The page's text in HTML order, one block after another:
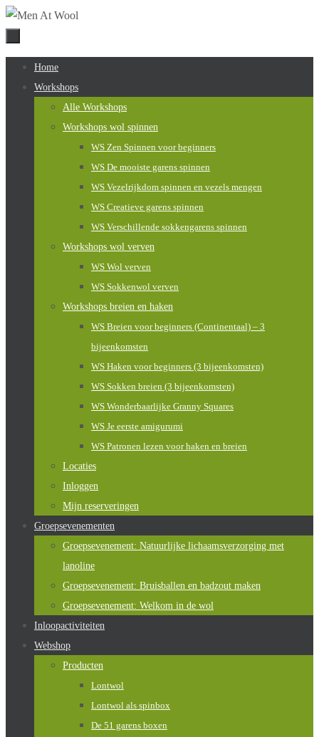
Naar
inhoud
springen
Naar
Home
Workshops
Alle Workshops
Workshops wol spinnen
WS Zen Spinnen voor beginners
WS De mooiste garens spinnen
WS Vezelrijkdom spinnen en vezels mengen
WS Creatieve garens spinnen
WS Verschillende sokkengarens spinnen
Workshops wol verven
WS Wol verven
WS Sokkenwol verven
Workshops breien en haken
WS Breien voor beginners (Continentaal) – 3
bijeenkomsten
WS Haken voor beginners (3 bijeenkomsten)
WS Sokken breien (3 bijeenkomsten)
WS Wonderbaarlijke Granny Squares
WS Je eerste amigurumi
WS Patronen lezen voor haken en breien
Locaties
Inloggen
Mijn reserveringen
Groepsevenementen
Groepsevenement: Natuurlijke lichaamsverzorging met
lanoline
Groepsevenement: Bruisballen en badzout maken
Groepsevenement: Welkom in de wol
Inloopactiviteiten
Webshop
Producten
Lontwol
Lontwol als spinbox
De 51 garens boxen